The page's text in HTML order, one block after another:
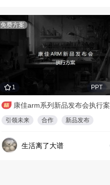
免费方案
1 PPT
康佳arm系列新品发布会执行案
引领未来 合作 新品发布
生活离了大谱